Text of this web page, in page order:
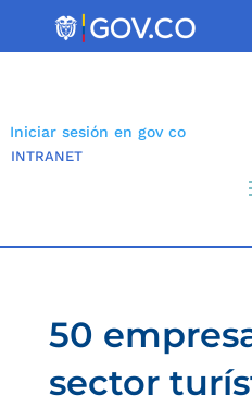
Iniciar sesión en gov co
INTRANET
50
sector